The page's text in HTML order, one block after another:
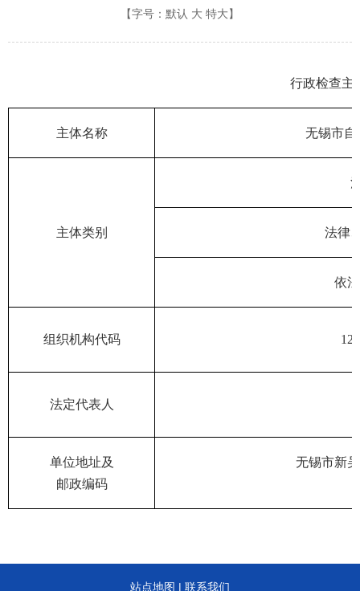
【字号： 默认 大 特大 】
行政检查主
主体名称 无锡市
主体类别 法律
依
组织机构代码
法定代表人
单位地址及
邮政编码
无锡市新
站点地图 | 联系我们